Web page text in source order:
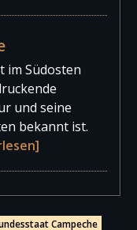
im Südosten
und seine
bekannt ist.
Campeche